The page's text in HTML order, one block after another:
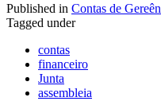
Published in Contas de
Tagged under
contas
financeiro
Junta
assembleia